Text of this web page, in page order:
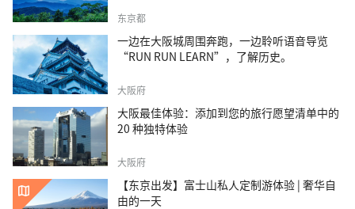
东京都
一边在大阪城周围奔跑，一边聆听语音导览
“RUN RUN LEARN”，了解历史。
大阪府
大阪最佳体验：添加到您的旅行愿望清单中的
20 种独特体验
大阪府
【东京出发】富士山私人定制游体验 | 奢华自
由的一天